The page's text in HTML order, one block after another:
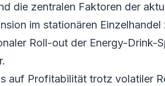
die zentralen Faktoren der
im stationären
Roll-out der Energy-Drink-
auf Profitabilität trotz volatiler